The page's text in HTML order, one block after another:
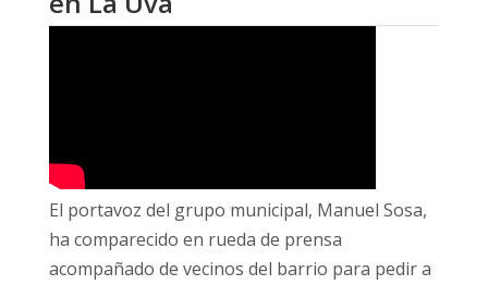
El portavoz del grupo municipal, Manuel Sosa,
ha comparecido en rueda de prensa
acompañado de vecinos del barrio para pedir a